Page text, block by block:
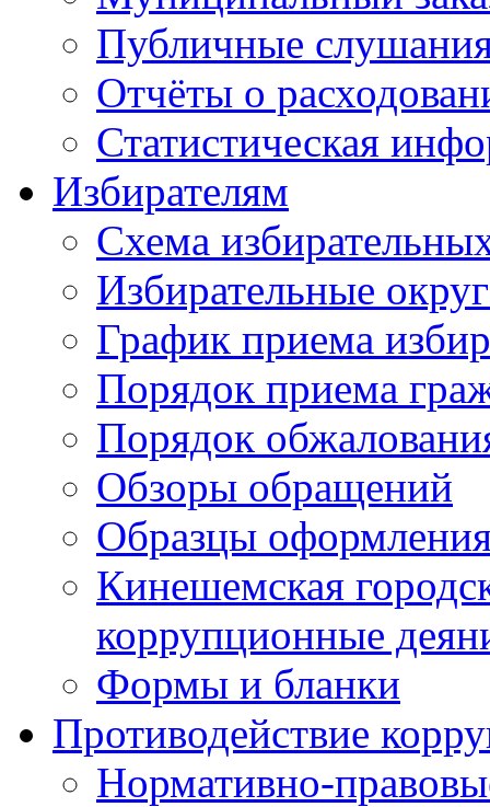
Публичные
Отчёты о
Статистическая
Избирателям
Схема
Избирательные
График приема
Порядок приема
Порядок
Обзоры обращений
Образцы
Кинешемская
коррупционные
Формы и бланки
Противодействие
Нормативно-